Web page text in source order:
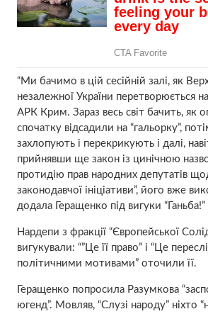
“Ми бачимо в цій сесійній залі, як
незалежної України перетворюється
АРК Крим. Зараз весь світ бачить, як
спочатку відсадили на “гальорку”,
захлопують і перекрикують і далі,
прийнявши ще закон із цинічною
протидію прав народних депутатів
законодавчої ініціативи”, його вже
додала Геращенко під вигуки “Ганьба!”
Нардепи з фракції “Європейської
вигукували: “”Це її право” і “Це
політичними мотивами” оточили її.
Геращенко попросила Разумкова
югенд”. Мовляв, “Слузі народу” ніхто